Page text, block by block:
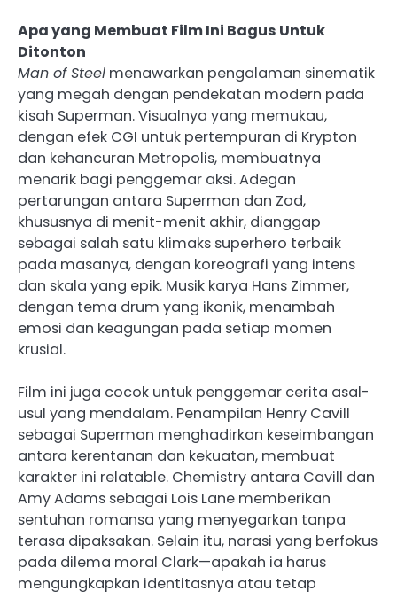
Apa yang Membuat Film Ini Bagus Untuk
Ditonton
Man of Steel menawarkan pengalaman sinematik
yang megah dengan pendekatan modern pada
kisah Superman. Visualnya yang memukau,
dengan efek CGI untuk pertempuran di Krypton
dan kehancuran Metropolis, membuatnya
menarik bagi penggemar aksi. Adegan
pertarungan antara Superman dan Zod,
khususnya di menit-menit akhir, dianggap
sebagai salah satu klimaks superhero terbaik
pada masanya, dengan koreografi yang intens
dan skala yang epik. Musik karya Hans Zimmer,
dengan tema drum yang ikonik, menambah
emosi dan keagungan pada setiap momen
krusial.
Film ini juga cocok untuk penggemar cerita asal-
usul yang mendalam. Penampilan Henry Cavill
sebagai Superman menghadirkan keseimbangan
antara kerentanan dan kekuatan, membuat
karakter ini relatable. Chemistry antara Cavill dan
Amy Adams sebagai Lois Lane memberikan
sentuhan romansa yang menyegarkan tanpa
terasa dipaksakan. Selain itu, narasi yang berfokus
pada dilema moral Clark—apakah ia harus
mengungkapkan identitasnya atau tetap